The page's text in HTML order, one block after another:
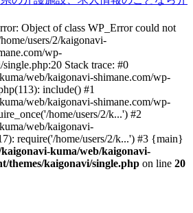
Object of class WP_Error could not
users/2/kaigonavi-
wp-
Stack trace: #0
web/kaigonavi-shimane.com/wp-
include() #1
web/kaigonavi-shimane.com/wp-
home/users/2/k...') #2
web/kaigonavi-
require('/home/users/2/k...') #3 {main}
kaigonavi-kuma/web/kaigonavi-
themes/kaigonavi/single.php on line 20